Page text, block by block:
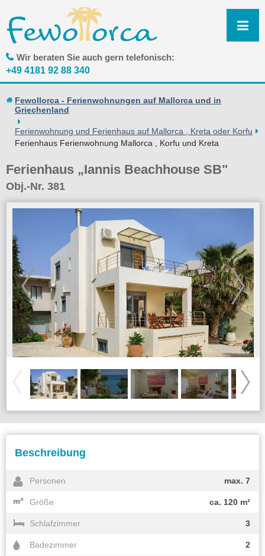
Wir beraten Sie auch gern telefonisch:
+49 4181 92 88 340
Fewollorca - Ferienwohnungen auf Mallorca und in
Griechenland
Ferienwohnung und Ferienhaus auf Mallorca , Kreta oder Korfu
Ferienhaus Ferienwohnung Mallorca , Korfu und Kreta
Ferienhaus „Iannis Beachhouse SB"
Obj.-Nr. 381
Beschreibung
Personen max. 7
Größe ca. 120 m²
Schlafzimmer 3
Badezimmer 2